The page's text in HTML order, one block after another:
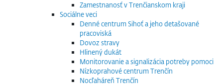
Zamestnanosť v Trenčianskom kraji
Sociálne veci
Denné centrum Sihoť a jeho detašované
pracoviská
Dovoz stravy
Hlinený dukát
Monitorovanie a signalizácia potreby pomoci
Nízkoprahové centrum Trenčín
Nocľaháreň Trenčín